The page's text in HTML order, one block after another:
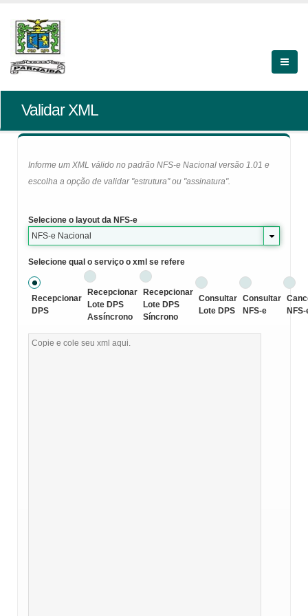
Validar XML
Informe um XML válido no padrão NFS-e Nacional versão 1.01 e
escolha a opção de validar "estrutura" ou "assinatura".
Selecione o layout da NFS-e
NFS-e Nacional
Selecione qual o serviço o xml se refere
Recepcionar
DPS
Recepcionar
Lote DPS
Assíncrono
Recepcionar
Lote DPS
Síncrono
Consultar
Lote DPS
Consultar
NFS-e
NFS-